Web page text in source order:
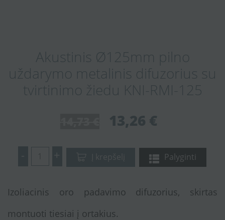
Akustinis Ø125mm pilno
uždarymo metalinis difuzorius su
tvirtinimo žiedu KNI-RMI-125
13,26 €
- + Į krepšelį Palyginti
Izoliacinis oro padavimo difuzorius, skirtas
montuoti tiesiai į ortakius.